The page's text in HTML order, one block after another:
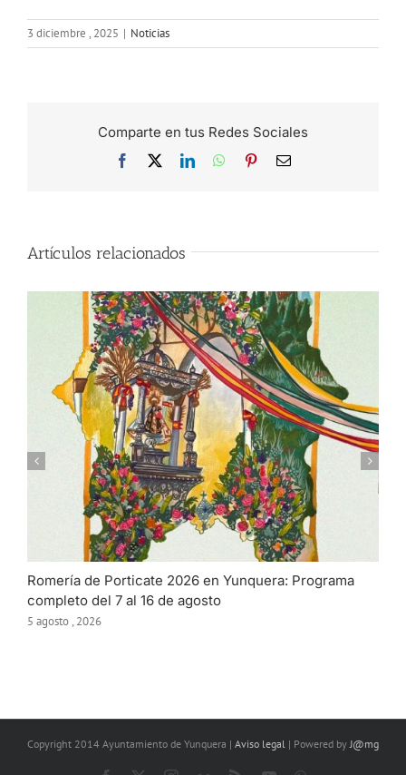
3 diciembre , 2025 | Noticias
Comparte en tus Redes Sociales
Facebook LinkedInWhatsApp
PinterestCorreo
Artículos relacionados
Romería de Porticate 2026 en Yunquera: Programa
completo del 7 al 16 de agosto
5 agosto , 2026
Copyright 2014 Ayuntamiento de Yunquera | Aviso legal | Powered by J@mg